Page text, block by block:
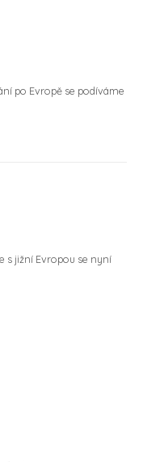
po Evropě se podíváme
s jižní Evropou se nyní